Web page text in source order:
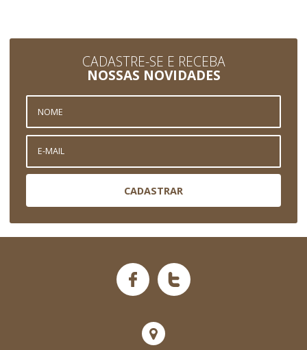
CADASTRE-SE E RECEBA
NOSSAS NOVIDADES
CADASTRAR